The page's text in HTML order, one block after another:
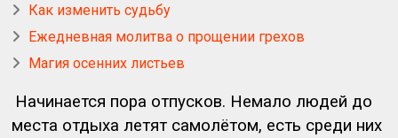
Как изменить судьбу
Ежедневная молитва о прощении грехов
Магия осенних листьев
Начинается пора отпусков. Немало людей до
места отдыха летят самолётом, есть среди них